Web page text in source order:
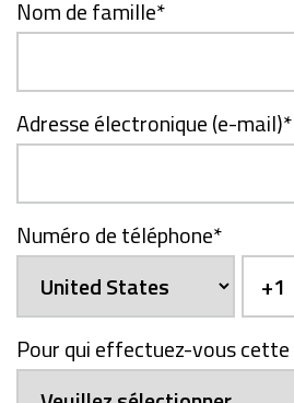
Nom de famille*
Adresse électronique (e-mail)*
Numéro de téléphone*
Pour qui effectuez-vous cette